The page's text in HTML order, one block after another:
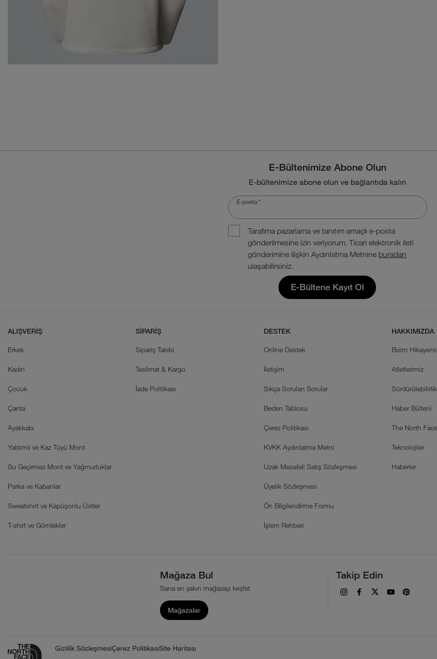
E-Bültenimize Abone Olun
E-bültenimize abone olun ve bağlantıda kalın
E-posta *
Tarafıma pazarlama ve tanıtım amaçlı e-posta
gönderilmesine izin veriyorum. Ticari elektronik ileti
gönderimine ilişkin Aydınlatma Metnine buradan
ulaşabilirsiniz.
E-Bültene Kayıt Ol
ALIŞVERİŞ
Erkek
Kadın
Çocuk
Çanta
Ayakkabı
Yalıtımlı ve Kaz Tüyü Mont
Su Geçirmez Mont ve Yağmurluklar
Parka ve Kabanlar
Sweatshirt ve Kapüşonlu Üstler
T-shirt ve Gömlekler
SİPARİŞ
Sipariş Takibi
Teslimat & Kargo
İade Politikası
DESTEK
Online Destek
İletişim
Sıkça Sorulan Sorular
Beden Tablosu
Çerez Politikası
KVKK Aydınlatma Metni
Uzak Mesafeli Satış Sözleşmesi
Üyelik Sözleşmesi
Ön Bilgilendirme Formu
İşlem Rehberi
HAKKIMIZDA
Bizim
Atletlerimiz
Sürdürülebilirlik
Haber Bülteni
The North
Teknolojiler
Haberler
Mağaza Bul
Sana en yakın mağazayı keşfet
Mağazalar
Takip Edin
Gizlilik SözleşmesiÇerez PolitikasıSite Haritası